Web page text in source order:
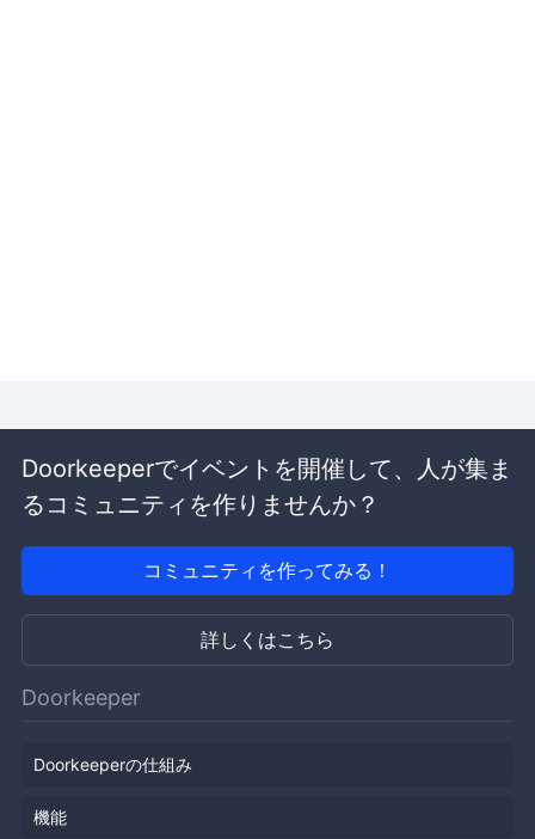
Doorkeeperでイベントを開催して、人が集ま
るコミュニティを作りませんか？
コミュニティを作ってみる！
詳しくはこちら
Doorkeeper
Doorkeeperの仕組み
機能